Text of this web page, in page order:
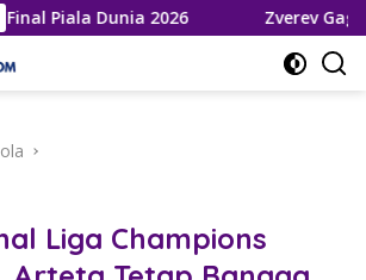
Dunia 2026 Zverev Gagal
Liga Champions